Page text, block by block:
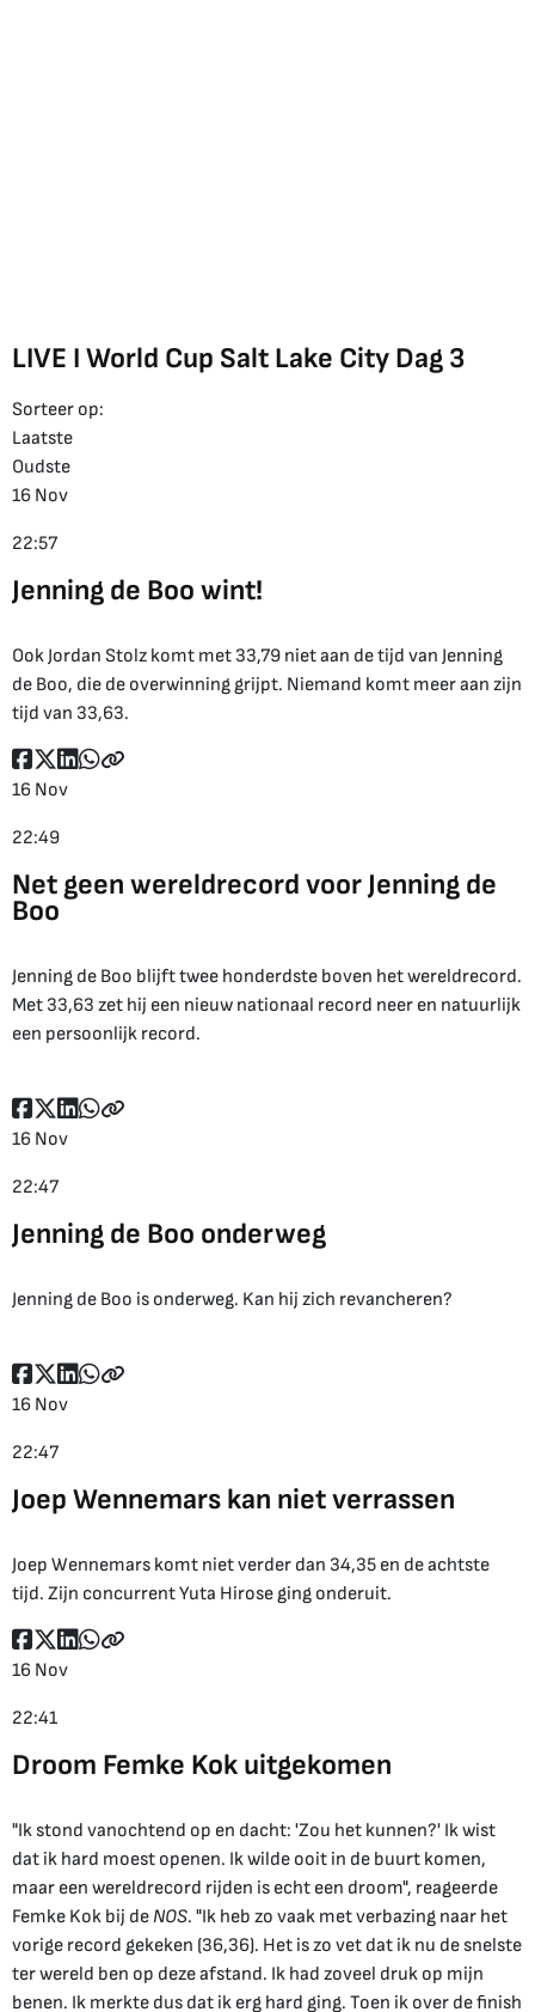
LIVE I World Cup Salt Lake City Dag 3
Sorteer op:
Laatste
Oudste
16 Nov
22:57
Jenning de Boo wint!
Ook Jordan Stolz komt met 33,79 niet aan de tijd van Jenning
de Boo, die de overwinning grijpt. Niemand komt meer aan zijn
tijd van 33,63.
16 Nov
22:49
Net geen wereldrecord voor Jenning de
Boo
Jenning de Boo blijft twee honderdste boven het wereldrecord.
Met 33,63 zet hij een nieuw nationaal record neer en natuurlijk
een persoonlijk record.
16 Nov
22:47
Jenning de Boo onderweg
Jenning de Boo is onderweg. Kan hij zich revancheren?
16 Nov
22:47
Joep Wennemars kan niet verrassen
Joep Wennemars komt niet verder dan 34,35 en de achtste
tijd. Zijn concurrent Yuta Hirose ging onderuit.
16 Nov
22:41
Droom Femke Kok uitgekomen
"Ik stond vanochtend op en dacht: 'Zou het kunnen?' Ik wist
dat ik hard moest openen. Ik wilde ooit in de buurt komen,
maar een wereldrecord rijden is echt een droom", reageerde
Femke Kok bij de NOS. "Ik heb zo vaak met verbazing naar het
vorige record gekeken (36,36). Het is zo vet dat ik nu de snelste
ter wereld ben op deze afstand. Ik had zoveel druk op mijn
benen. Ik merkte dus dat ik erg hard ging. Toen ik over de finish